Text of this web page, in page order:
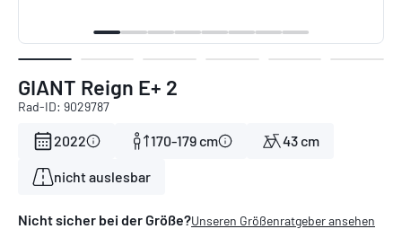
GIANT Reign E+ 2
Rad-ID: 9029787
2022 170-179 cm 43 cm
nicht auslesbar
Nicht sicher bei der Größe?Unseren Größenratgeber ansehen